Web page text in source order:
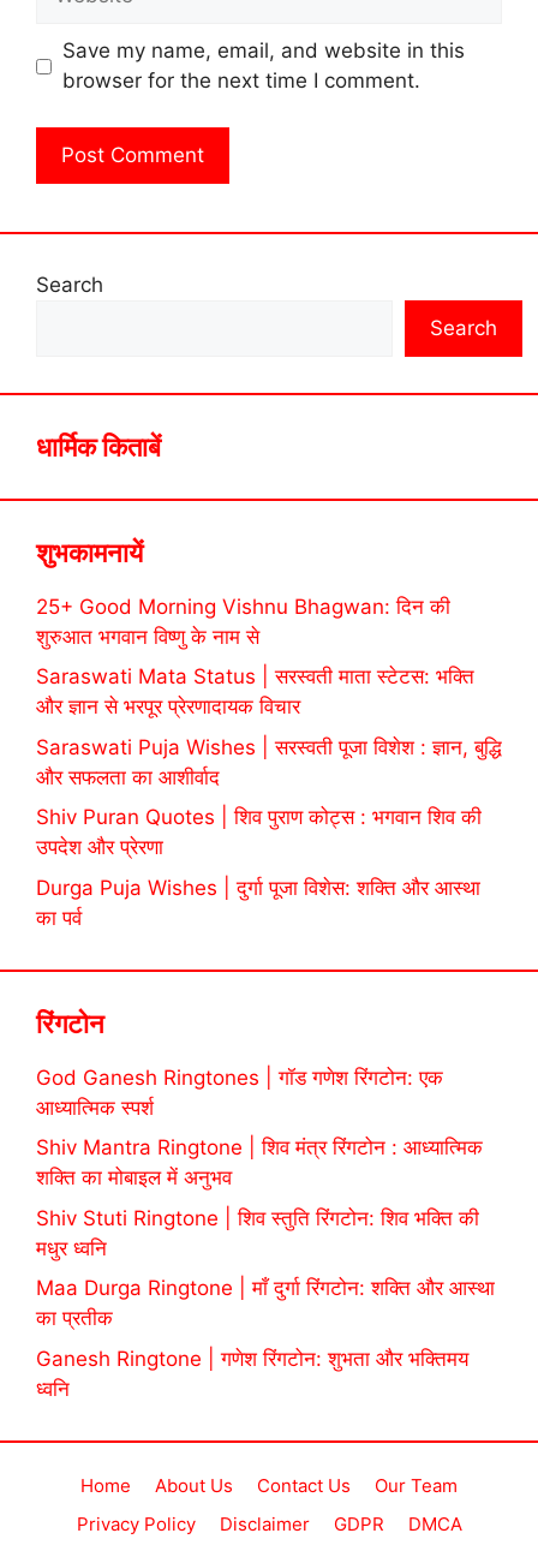
Save my name, email, and website in this
browser for the next time I comment.
Search
Search
धार्मिक किताबें
शुभकामनायें
25+ Good Morning Vishnu Bhagwan: दिन की
शुरुआत भगवान विष्णु के नाम से
Saraswati Mata Status | सरस्वती माता स्टेटस: भक्ति
और ज्ञान से भरपूर प्रेरणादायक विचार
Saraswati Puja Wishes | सरस्वती पूजा विशेश : ज्ञान, बुद्धि
और सफलता का आशीर्वाद
Shiv Puran Quotes | शिव पुराण कोट्स : भगवान शिव की
उपदेश और प्रेरणा
Durga Puja Wishes | दुर्गा पूजा विशेस: शक्ति और आस्था
का पर्व
रिंगटोन
God Ganesh Ringtones | गॉड गणेश रिंगटोन: एक
आध्यात्मिक स्पर्श
Shiv Mantra Ringtone | शिव मंत्र रिंगटोन : आध्यात्मिक
शक्ति का मोबाइल में अनुभव
Shiv Stuti Ringtone | शिव स्तुति रिंगटोन: शिव भक्ति की
मधुर ध्वनि
Maa Durga Ringtone | माँ दुर्गा रिंगटोन: शक्ति और आस्था
का प्रतीक
Ganesh Ringtone | गणेश रिंगटोन: शुभता और भक्तिमय
ध्वनि
Home About Us Contact Us
Our Team
Privacy Policy
Disclaimer GDPR
DMCA